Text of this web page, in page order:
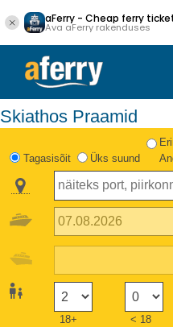
aFerry - Cheap ferry
Ava aFerry rakenduses
Skiathos Praamid
Tagasisõit Üks suund
18+ < 18